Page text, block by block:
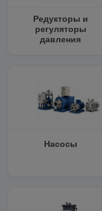
Редукторы и
регуляторы
давления
Насосы